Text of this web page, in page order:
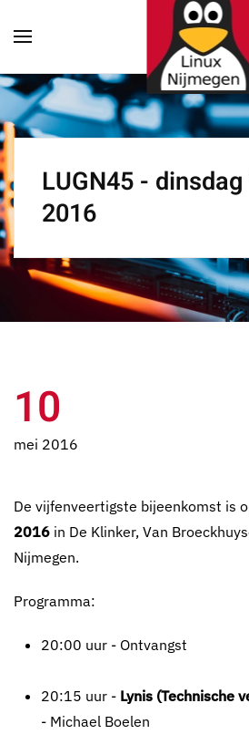
Terug naar hoofdinhoud
LUGN45 -
2016
10
mei 2016
De vijfenveertigste bijeenkomst is
2016 in De Klinker, Van
Nijmegen.
Programma:
20:00 uur - Ontvangst
20:15 uur - Lynis (Technische
- Michael Boelen